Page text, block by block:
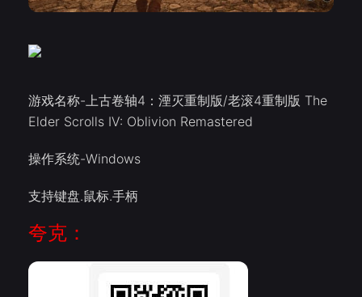
游戏名称-上古卷轴4：湮灭重制版/老滚4重制版 The
Elder Scrolls IV: Oblivion Remastered
操作系统-Windows
支持键盘.鼠标.手柄
夸克：